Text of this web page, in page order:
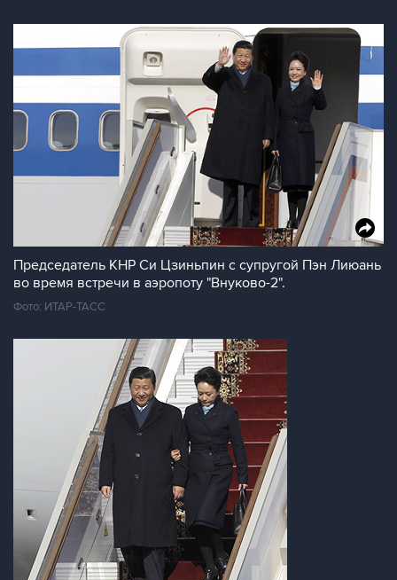
Председатель КНР Си Цзиньпин с супругой Пэн Лиюань
во время встречи в аэропоту "Внуково-2".
Фото: ИТАР-ТАСС